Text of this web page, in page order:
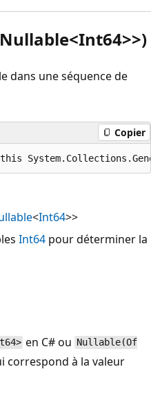
dans une séquence de
Copier
<Int64>>
Int64 pour déterminer la
en C# ou Nullable(Of
correspond à la valeur